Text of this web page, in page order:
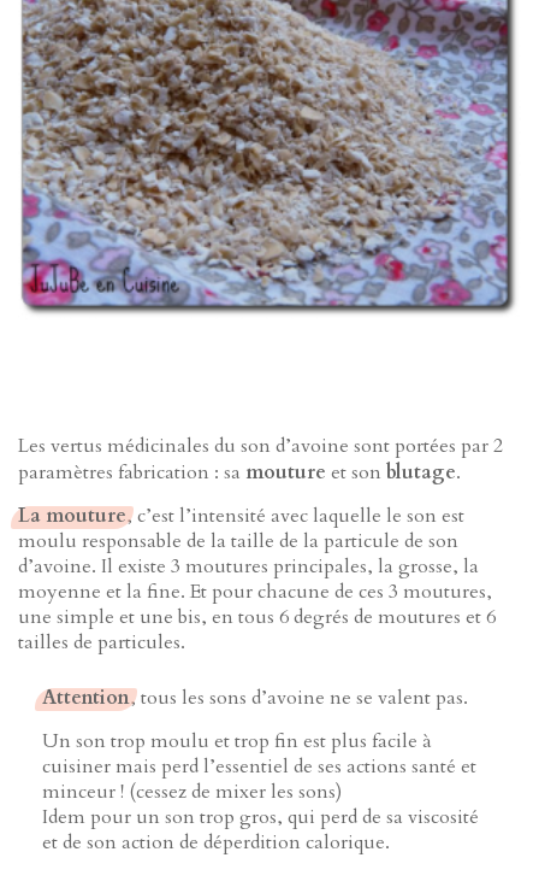
Les vertus médicinales du son d’avoine sont portées par 2
paramètres fabrication : sa mouture et son blutage.
La mouture, c’est l’intensité avec laquelle le son est
moulu responsable de la taille de la particule de son
d’avoine. Il existe 3 moutures principales, la grosse, la
moyenne et la fine. Et pour chacune de ces 3 moutures,
une simple et une bis, en tous 6 degrés de moutures et 6
tailles de particules.
Attention, tous les sons d’avoine ne se valent pas.
Un son trop moulu et trop fin est plus facile à
cuisiner mais perd l’essentiel de ses actions santé et
minceur ! (cessez de mixer les sons)
Idem pour un son trop gros, qui perd de sa viscosité
et de son action de déperdition calorique.